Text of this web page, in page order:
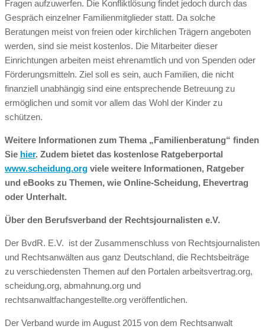
Fragen aufzuwerfen. Die Konfliktlösung findet jedoch durch das
Gespräch einzelner Familienmitglieder statt. Da solche
Beratungen meist von freien oder kirchlichen Trägern angeboten
werden, sind sie meist kostenlos. Die Mitarbeiter dieser
Einrichtungen arbeiten meist ehrenamtlich und von Spenden oder
Förderungsmitteln. Ziel soll es sein, auch Familien, die nicht
finanziell unabhängig sind eine entsprechende Betreuung zu
ermöglichen und somit vor allem das Wohl der Kinder zu
schützen.
Weitere Informationen zum Thema „Familienberatung“ finden
Sie hier. Zudem bietet das kostenlose Ratgeberportal
www.scheidung.org viele weitere Informationen, Ratgeber
und eBooks zu Themen, wie Online-Scheidung, Ehevertrag
oder Unterhalt.
Über den Berufsverband der Rechtsjournalisten e.V.
Der BvdR. E.V. ist der Zusammenschluss von Rechtsjournalisten
und Rechtsanwälten aus ganz Deutschland, die Rechtsbeiträge
zu verschiedensten Themen auf den Portalen arbeitsvertrag.org,
scheidung.org, abmahnung.org und
rechtsanwaltfachangestellte.org veröffentlichen.
Der Verband wurde im August 2015 von dem Rechtsanwalt